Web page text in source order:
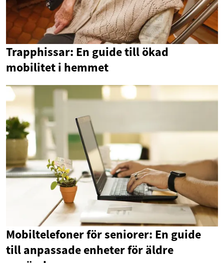
Trapphissar: En guide till ökad
mobilitet i hemmet
Mobiltelefoner för seniorer: En guide
till anpassade enheter för äldre